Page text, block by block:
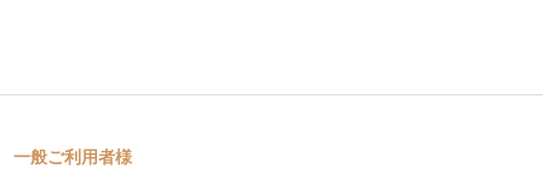
一般ご利用者様